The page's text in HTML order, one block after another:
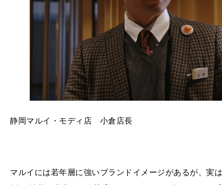
静岡マルイ・モディ店 小倉店長
マルイには若年層に強いブランドイメージがあるが、実